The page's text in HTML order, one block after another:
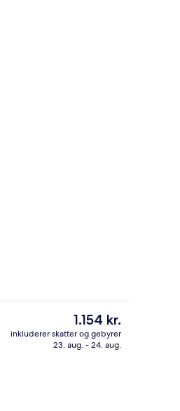
Skrivebord, arbejdsområde til
Den
nuværende
pris
1.154 kr.
inkluderer skatter og gebyrer
23. aug. - 24. aug.